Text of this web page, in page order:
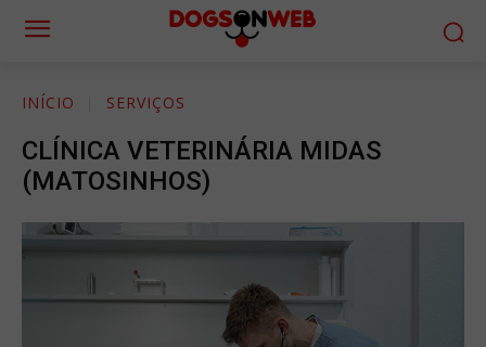
INÍCIO SERVIÇOS
CLÍNICA VETERINÁRIA MIDAS
(MATOSINHOS)